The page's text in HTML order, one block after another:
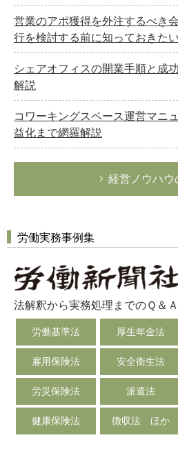
営業のアポ獲得を外注するべき
行を検討する前に知っておきた
シェアオフィスの開業手順と成
解説
コワーキングスペース運営マニ
益化まで網羅解説
経営ノウハウ
労働実務事例集
法解釈から実務処理までのＱ＆
労働基準法 厚生年金法
雇用保険法 安全衛生法
労災保険法 派遣法
健康保険法 徴収法 ほか